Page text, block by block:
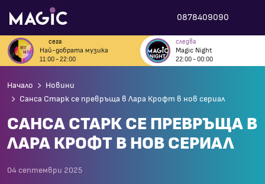
0878409090
сега
Най-добрата музика
11:00 - 22:00
следва
Magic Night
22:00 - 00:00
Начало
Новини
Санса Старк се превръща в Лара Крофт в нов сериал
САНСА СТАРК СЕ ПРЕВРЪЩА В
ЛАРА КРОФТ В НОВ СЕРИАЛ
04 септември 2025